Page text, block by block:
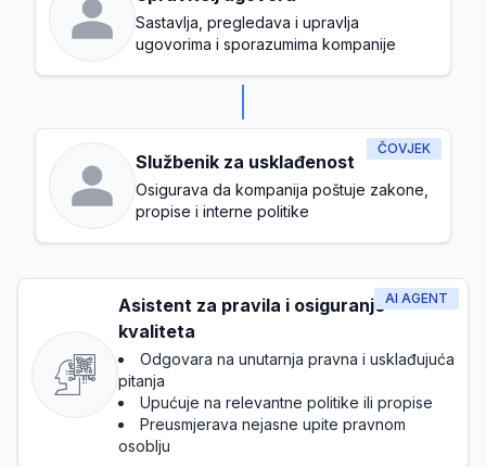
Sastavlja, pregledava i upravlja
ugovorima i sporazumima kompanije
ČOVJEK
Službenik za usklađenost
Osigurava da kompanija poštuje zakone,
propise i interne politike
AI AGENT
Asistent za pravila i osiguranje
kvaliteta
Odgovara na unutarnja pravna i usklađujuća
pitanja
Upućuje na relevantne politike ili propise
Preusmjerava nejasne upite pravnom
osoblju